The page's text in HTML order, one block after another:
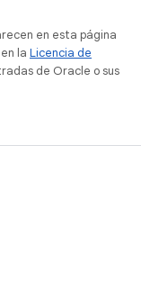
en esta página
la Licencia de
de Oracle o sus